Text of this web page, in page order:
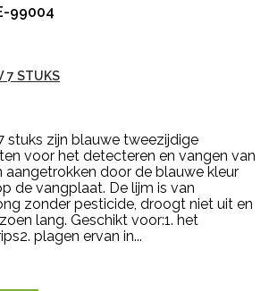
99004
7 STUKS
stuks zijn blauwe tweezijdige
voor het detecteren en vangen van
aangetrokken door de blauwe kleur
de vangplaat. De lijm is van
zonder pesticide, droogt niet uit en
lang. Geschikt voor:1. het
plagen ervan in...